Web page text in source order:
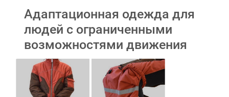
Адаптационная одежда для
людей с ограниченными
возможностями движения